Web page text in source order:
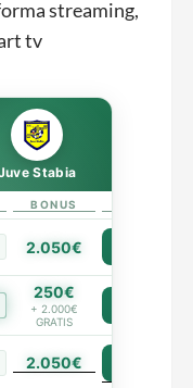
streaming,
tv
Stabia
BONUS
2.050€
250€
+ 2.000€
GRATIS
2.050€